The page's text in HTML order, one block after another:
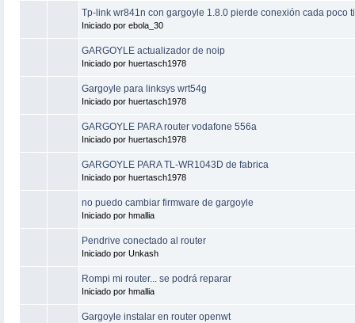
Tp-link wr841n con gargoyle 1.8.0 pierde conexión cada poco
Iniciado por ebola_30
GARGOYLE actualizador de noip
Iniciado por huertasch1978
Gargoyle para linksys wrt54g
Iniciado por huertasch1978
GARGOYLE PARA router vodafone 556a
Iniciado por huertasch1978
GARGOYLE PARA TL-WR1043D de fabrica
Iniciado por huertasch1978
no puedo cambiar firmware de gargoyle
Iniciado por hmallia
Pendrive conectado al router
Iniciado por Unkash
Rompi mi router... se podrá reparar
Iniciado por hmallia
Gargoyle instalar en router openwt